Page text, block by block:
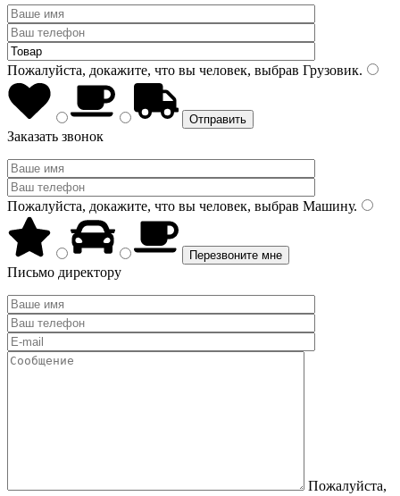
Пожалуйста, докажите, что вы человек, выбрав Грузовик.
Заказать звонок
Пожалуйста, докажите, что вы человек, выбрав Машину.
Письмо директору
Пожалуйста,